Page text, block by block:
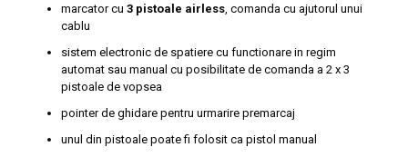
marcator cu 3 pistoale airless, comanda cu ajutorul unui
cablu
sistem electronic de spatiere cu functionare in regim
automat sau manual cu posibilitate de comanda a 2 x 3
pistoale de vopsea
pointer de ghidare pentru urmarire premarcaj
unul din pistoale poate fi folosit ca pistol manual